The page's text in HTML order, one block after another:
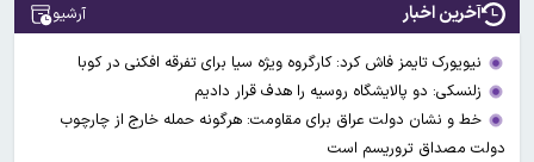
آخرین اخبار آرشیو
نیویورک تایمز فاش کرد: کارگروه ویژه سیا برای تفرقه افکنی در کوبا
زلنسکی: دو پالایشگاه روسیه را هدف قرار دادیم
خط و نشان دولت عراق برای مقاومت: هرگونه حمله خارج از چارچوب
دولت مصداق تروریسم است